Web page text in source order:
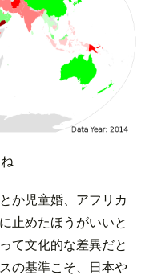
か児童婚、アフリカ
止めたほうがいいと
て文化的な差異だと
の基準こそ、日本や